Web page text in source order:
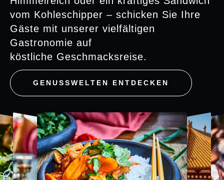
vom Kohleschipper – schicken Sie Ihre
Gäste mit unserer vielfältigen
Gastronomie auf
köstliche Geschmacksreise.
GENUSSWELTEN ENTDECKEN